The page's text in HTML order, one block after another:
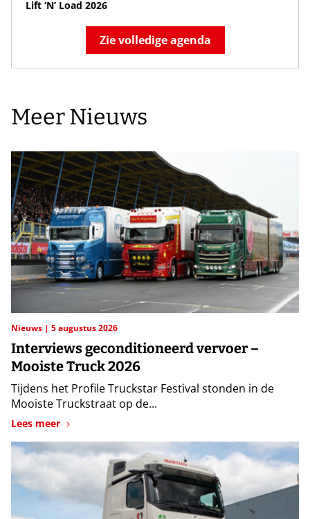
Lift ‘N’ Load 2026
Zie volledige agenda
Meer Nieuws
Nieuws 5 augustus 2026
Interviews geconditioneerd vervoer –
Mooiste Truck 2026
Tijdens het Profile Truckstar Festival stonden in de
Mooiste Truckstraat op de...
Lees meer